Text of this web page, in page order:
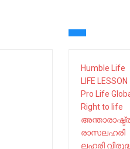
Humble Life
LIFE LESSON
Pro Life
Right to life
രാസലഹരി
ലഹരി